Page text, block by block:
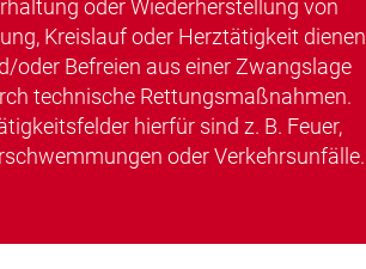
oder Wiederherstellung von
Kreislauf oder Herztätigkeit dienen
oder Befreien aus einer Zwangslage
technische Rettungsmaßnahmen.
hierfür sind z. B. Feuer,
oder Verkehrsunfälle.